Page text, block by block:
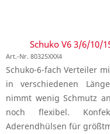
Schuko V6 3/6/10/
Art.-Nr. 80325XXX4
Schuko-6-fach Verteiler
in verschiedenen
nimmt wenig Schmutz
noch flexibel.
Aderendhülsen für